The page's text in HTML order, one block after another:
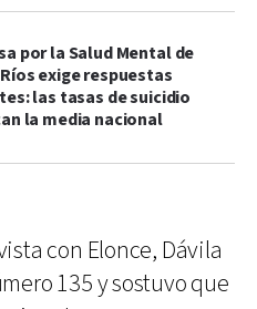
por la Salud Mental de
exige respuestas
las tasas de suicidio
la media nacional
con Elonce, Dávila
135 y sostuvo que